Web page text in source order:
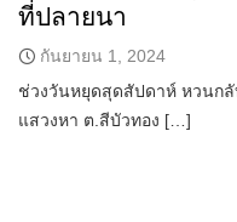
ใคร ทำอะไร ที่ไหน
ที่ปลายนา
กันยายน 1, 2024
ช่วงวันหยุดสุดสัปดาห์ หวนก
แสวงหา ต.สีบัวทอง […]